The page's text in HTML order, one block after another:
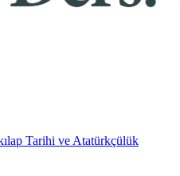
Tarihi ve Atatürkçülük